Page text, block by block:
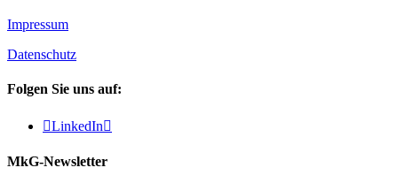
Impressum
Datenschutz
Folgen Sie uns auf:
LinkedIn
MkG-Newsletter